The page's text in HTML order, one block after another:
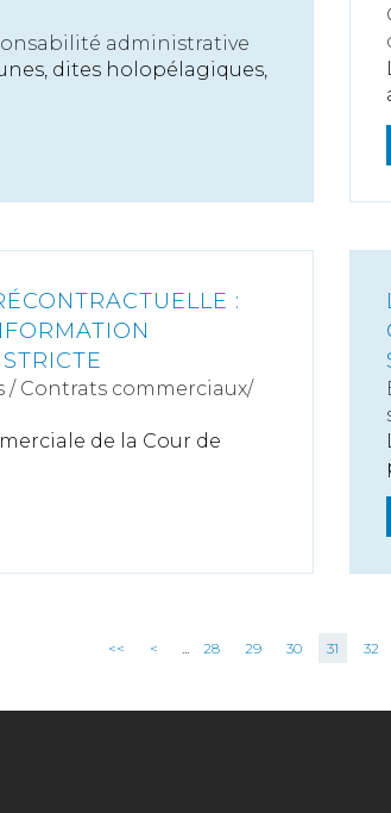
administrative
dites holopélagiques,
:
/ Contrats commerciaux/
de la Cour de
<< < ... 28 29 30 31 32